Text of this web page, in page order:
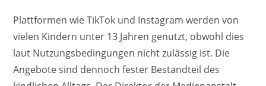
Plattformen wie TikTok und Instagram werden von
vielen Kindern unter 13 Jahren genutzt, obwohl dies
laut Nutzungsbedingungen nicht zulässig ist. Die
Angebote sind dennoch fester Bestandteil des